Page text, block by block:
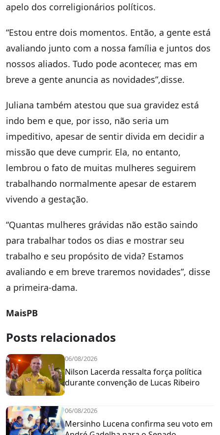
apelo dos correligionários políticos.
“Estou entre dois momentos. Então, a gente está
avaliando junto com a nossa família e juntos dos
nossos aliados. Tudo pode acontecer, mas em
breve a gente anuncia as novidades”,disse.
Juliana também atestou que sua gravidez está
indo bem e que, por isso, não seria um
impeditivo, apesar de sentir divida em decidir a
missão que deve cumprir. Ela, no entanto,
lembrou o fato de muitas mulheres seguirem
trabalhando normalmente apesar de estarem
vivendo a gestação.
“Quantas mulheres grávidas não estão saindo
para trabalhar todos os dias e mostrar seu
trabalho e seu propósito de vida? Estamos
avaliando e em breve traremos novidades”, disse
a primeira-dama.
MaisPB
Posts relacionados
06/08/2026
Nilson Lacerda ressalta força política
durante convenção de Lucas Ribeiro
06/08/2026
Mersinho Lucena confirma seu voto em